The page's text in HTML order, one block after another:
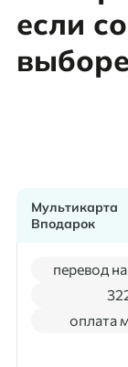
если
выборе
Мультикарта
Вподарок
оплата
перевод